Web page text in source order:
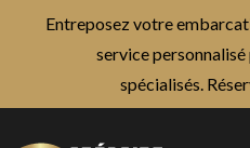
Entreposez votre
service
spécialisés.